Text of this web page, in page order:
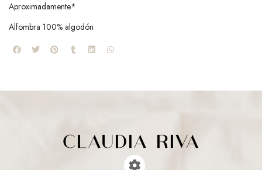
Aproximadamente*
Alfombra 100% algodón